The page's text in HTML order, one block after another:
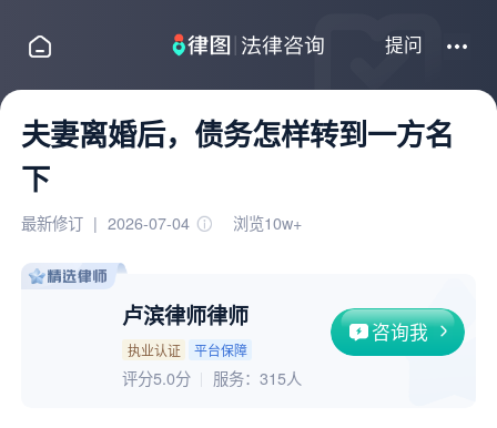
提问
夫妻离婚后，债务怎样转到一方名
下
最新修订 | 2026-07-04 浏览10w+
卢滨律师律师
执业认证 平台保障
咨询我
评分5.0分 服务： 315人